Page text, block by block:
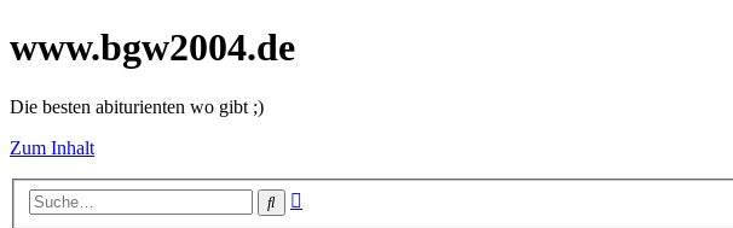
www.bgw2004.de
Die besten abiturienten wo gibt ;)
Zum Inhalt
Suche